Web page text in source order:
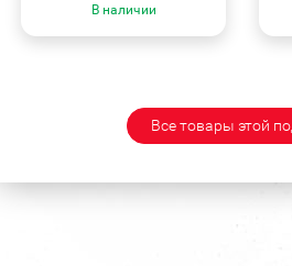
В наличии
Все товары этой